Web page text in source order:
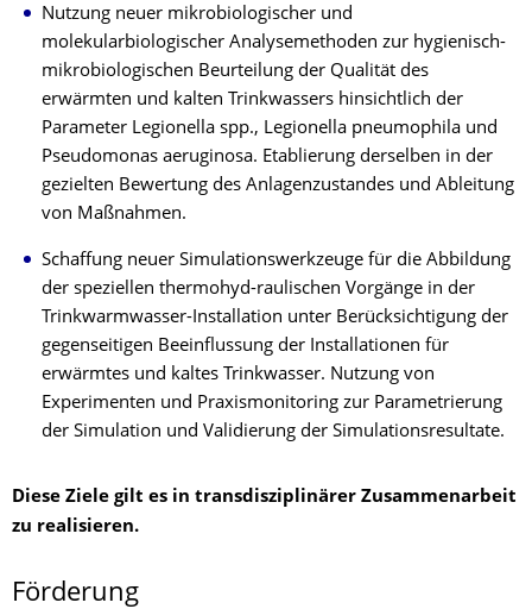
Nutzung neuer mikrobiologischer und
molekularbiologischer Analysemethoden zur hygienisch-
mikrobiologischen Beurteilung der Qualität des
erwärmten und kalten Trinkwassers hinsichtlich der
Parameter Legionella spp., Legionella pneumophila und
Pseudomonas aeruginosa. Etablierung derselben in der
gezielten Bewertung des Anlagenzustandes und Ableitung
von Maßnahmen.
Schaffung neuer Simulationswerkzeuge für die Abbildung
der speziellen thermohyd-raulischen Vorgänge in der
Trinkwarmwasser-Installation unter Berücksichtigung der
gegenseitigen Beeinflussung der Installationen für
erwärmtes und kaltes Trinkwasser. Nutzung von
Experimenten und Praxismonitoring zur Parametrierung
der Simulation und Validierung der Simulationsresultate.
Diese Ziele gilt es in transdisziplinärer Zusammenarbeit
zu realisieren.
Förderung